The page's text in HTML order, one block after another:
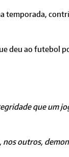
temporada,
deu ao futebol
que um
nos outros,